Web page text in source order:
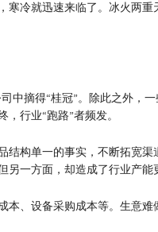
寒冷就迅速来临了。冰火两
中摘得“桂冠”。除此之外，
行业“跑路”者频发。
构单一的事实，不断拓宽渠
一方面，却造成了行业产能
本、设备采购成本等。生意难